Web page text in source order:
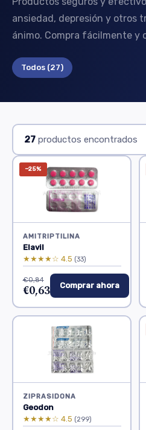
ansiedad, depresión y otros
ánimo. Compra fácilmente y
Todos (27)
27 productos encontrados
−25%
AMITRIPTILINA
Elavil
★★★★☆ 4.5 (33)
€0,84
€0,63 Comprar ahora
ZIPRASIDONA
Geodon
★★★★☆ 4.5 (299)